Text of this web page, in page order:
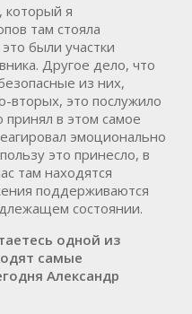
который я
там стояла
были участки
Другое дело, что
из них,
вторых, это послужило
в этом самое
эмоционально
это принесло, в
там находятся
поддерживаются
состоянии.
одной из
самые
Александр